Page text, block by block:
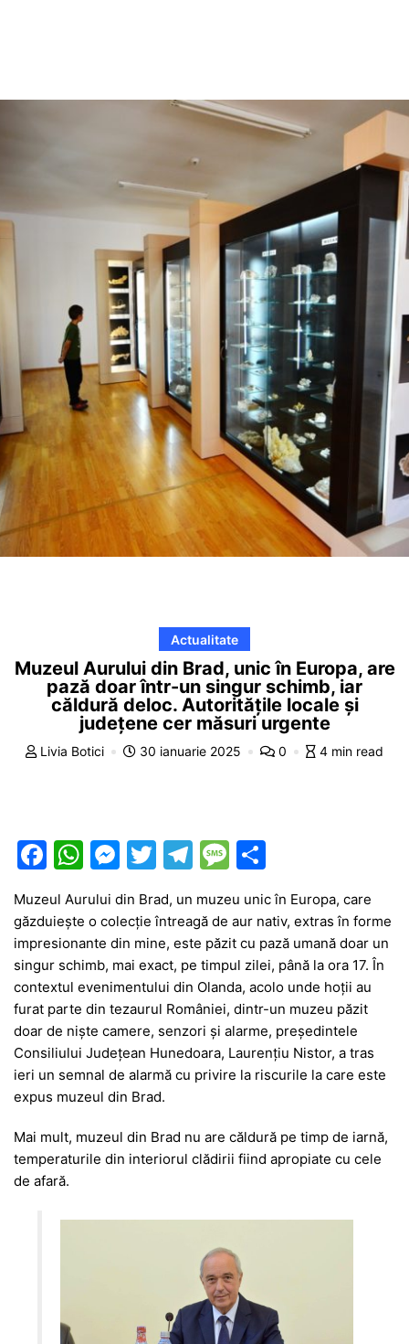
Actualitate
Muzeul Aurului din Brad, unic în Europa, are
pază doar într-un singur schimb, iar
căldură deloc. Autoritățile locale și
județene cer măsuri urgente
Livia Botici 30 ianuarie 2025 0 4 min read
F
c
e
b
o
o
k
W
at
s
A
p
p
M
e
s
s
e
n
g
er
T
itt
er
T
e
gr
a
m
M
s
s
a
g
e
ar
ta
je
a
z
ă
Muzeul Aurului din Brad, un muzeu unic în Europa, care
găzduiește o colecție întreagă de aur nativ, extras în forme
impresionante din mine, este păzit cu pază umană doar un
singur schimb, mai exact, pe timpul zilei, până la ora 17. În
contextul evenimentului din Olanda, acolo unde hoții au
furat parte din tezaurul României, dintr-un muzeu păzit
doar de niște camere, senzori și alarme, președintele
Consiliului Județean Hunedoara, Laurențiu Nistor, a tras
ieri un semnal de alarmă cu privire la riscurile la care este
expus muzeul din Brad.
Mai mult, muzeul din Brad nu are căldură pe timp de iarnă,
temperaturile din interiorul clădirii fiind apropiate cu cele
de afară.